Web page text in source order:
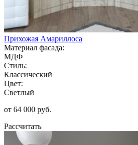
Прихожая Амариллоса
Материал фасада:
МДФ
Стиль:
Классический
Цвет:
Светлый
от 64 000 руб.
Рассчитать